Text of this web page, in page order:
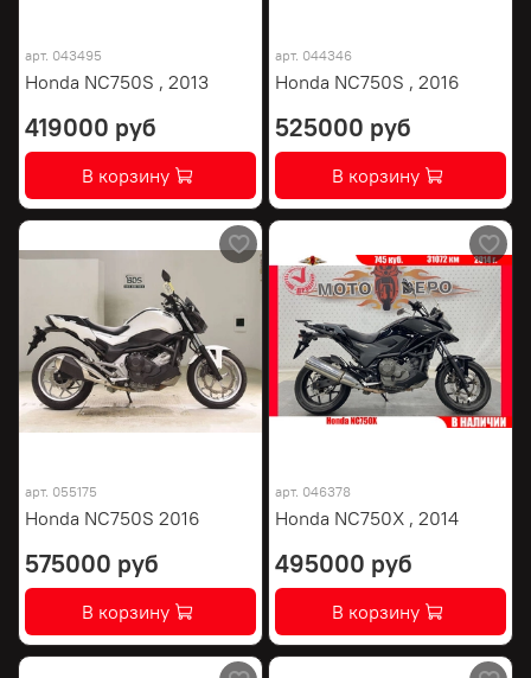
арт. 043495
Honda NC750S , 2013
419000 руб
В корзину
арт. 044346
Honda NC750S , 2016
525000 руб
В корзину
арт. 055175
Honda NC750S 2016
575000 руб
В корзину
арт. 046378
Honda NC750X , 2014
495000 руб
В корзину